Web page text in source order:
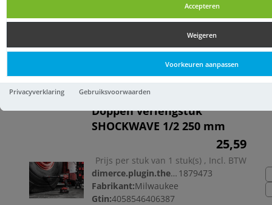
Accepteren
Weigeren
Voorkeuren aanpassen
Privacyverklaring Gebruiksvoorwaarden
Slagdopsleutels, toebehoren
Slagdopsleutels, toebehoren
Doppen verlengstuk
SHOCKWAVE 1/2 250 mm
25,59
Prijs per stuk van 1 stuk(s) , Incl. BTW
dimerce.plugin.theme.productnr: 1879473
Fabrikant:Milwaukee
Gtin:4058546406387